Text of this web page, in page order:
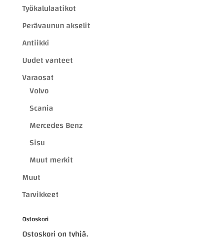
Työkalulaatikot
Perävaunun akselit
Antiikki
Uudet vanteet
Varaosat
Volvo
Scania
Mercedes Benz
Sisu
Muut merkit
Muut
Tarvikkeet
Ostoskori
Ostoskori on tyhjä.